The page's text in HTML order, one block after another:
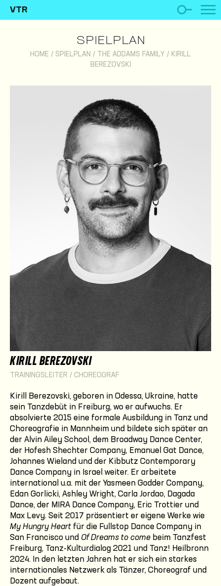
VTR
SPIELPLAN
HOME / SPIELPLAN / THE ADDAMS FAMILY / KIRILL
BEREZOVSKI
KIRILL BEREZOVSKI
TRAININGSLEITER / CHOREOGRAF
Kirill Berezovski, geboren in Odessa, Ukraine, hatte
sein Tanzdebüt in Freiburg, wo er aufwuchs. Er
absolvierte 2015 eine formale Ausbildung in Tanz und
Choreografie in Mannheim und bildete sich später an
der Alvin Ailey School, dem Broadway Dance Center,
der Hofesh Shechter Company, Emanuel Gat Dance,
Johannes Wieland und der Kibbutz Contemporary
Dance Company in Israel weiter. Er arbeitete
international u.a. mit der Yasmeen Godder Company,
Edan Gorlicki, Ashley Wright, Carla Jordao, Dagada
Dance, der MIRA Dance Company, Eric Trottier und
Max Levy. Seit 2017 präsentiert er eigene Werke wie
My Hungry Heart für die Fullstop Dance Company in
San Francisco und Of Dreams to come beim Tanzfest
Freiburg, Tanz-Kulturdialog 2021 und Tanz! Heilbronn
2024. In den letzten Jahren hat er sich ein starkes
internationales Netzwerk als Tänzer, Choreograf und
Dozent aufgebaut.